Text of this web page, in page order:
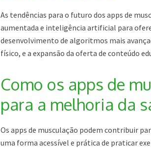
As tendências para o futuro dos apps de
aumentada e inteligência artificial para
desenvolvimento de algoritmos mais
físico, e a expansão da oferta de conteúdo
Como os apps de
para a melhoria da
Os apps de musculação podem contribuir
uma forma acessível e prática de praticar